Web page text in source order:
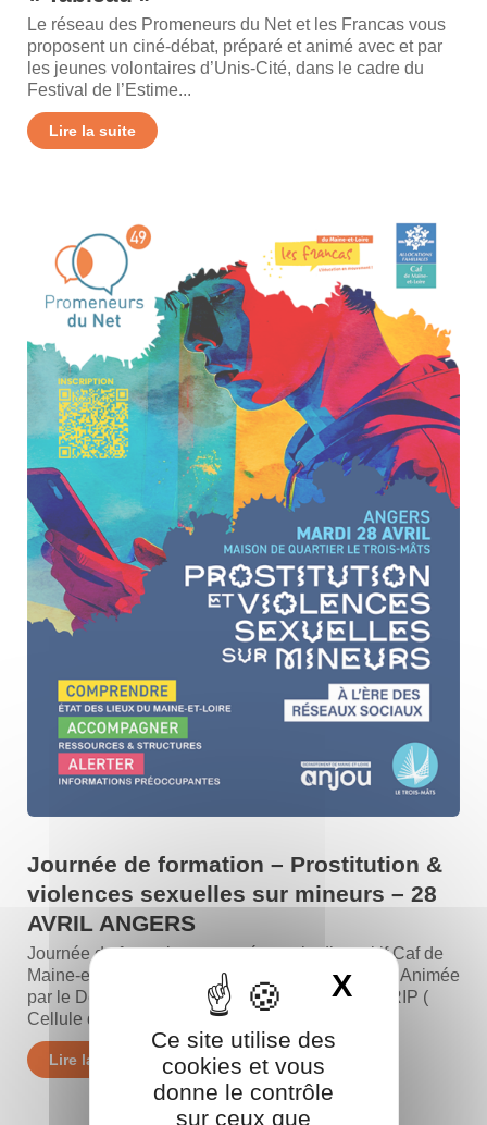
Ce site utilise des
cookies et vous
donne le contrôle
sur ceux que
X
Le réseau des Promeneurs du Net et les Francas vous
proposent un ciné-débat, préparé et animé avec et par
les jeunes volontaires d’Unis-Cité, dans le cadre du
Festival de l’Estime...
Lire la suite
Journée de formation – Prostitution &
violences sexuelles sur mineurs – 28
AVRIL ANGERS
Journée de formation proposée par le dispositif Caf de
Maine-et-Loire les PROMENEURS DU NET 49. Animée
par le Département de Maine-et-Loire dont la CRIP (
Cellule départementale de Recueil des...
Lire la suite